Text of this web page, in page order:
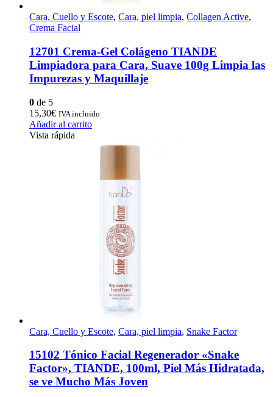
Cara, Cuello y Escote, Cara, piel limpia, Collagen Active,
Crema Facial
12701 Crema-Gel Colágeno TIANDE
Limpiadora para Cara, Suave 100g Limpia las
Impurezas y Maquillaje
0 de 5
15,30€ IVA incluido
Añadir al carrito
Vista rápida
Cara, Cuello y Escote, Cara, piel limpia, Snake Factor
15102 Tónico Facial Regenerador «Snake
Factor», TIANDE, 100ml, Piel Más Hidratada,
se ve Mucho Más Joven